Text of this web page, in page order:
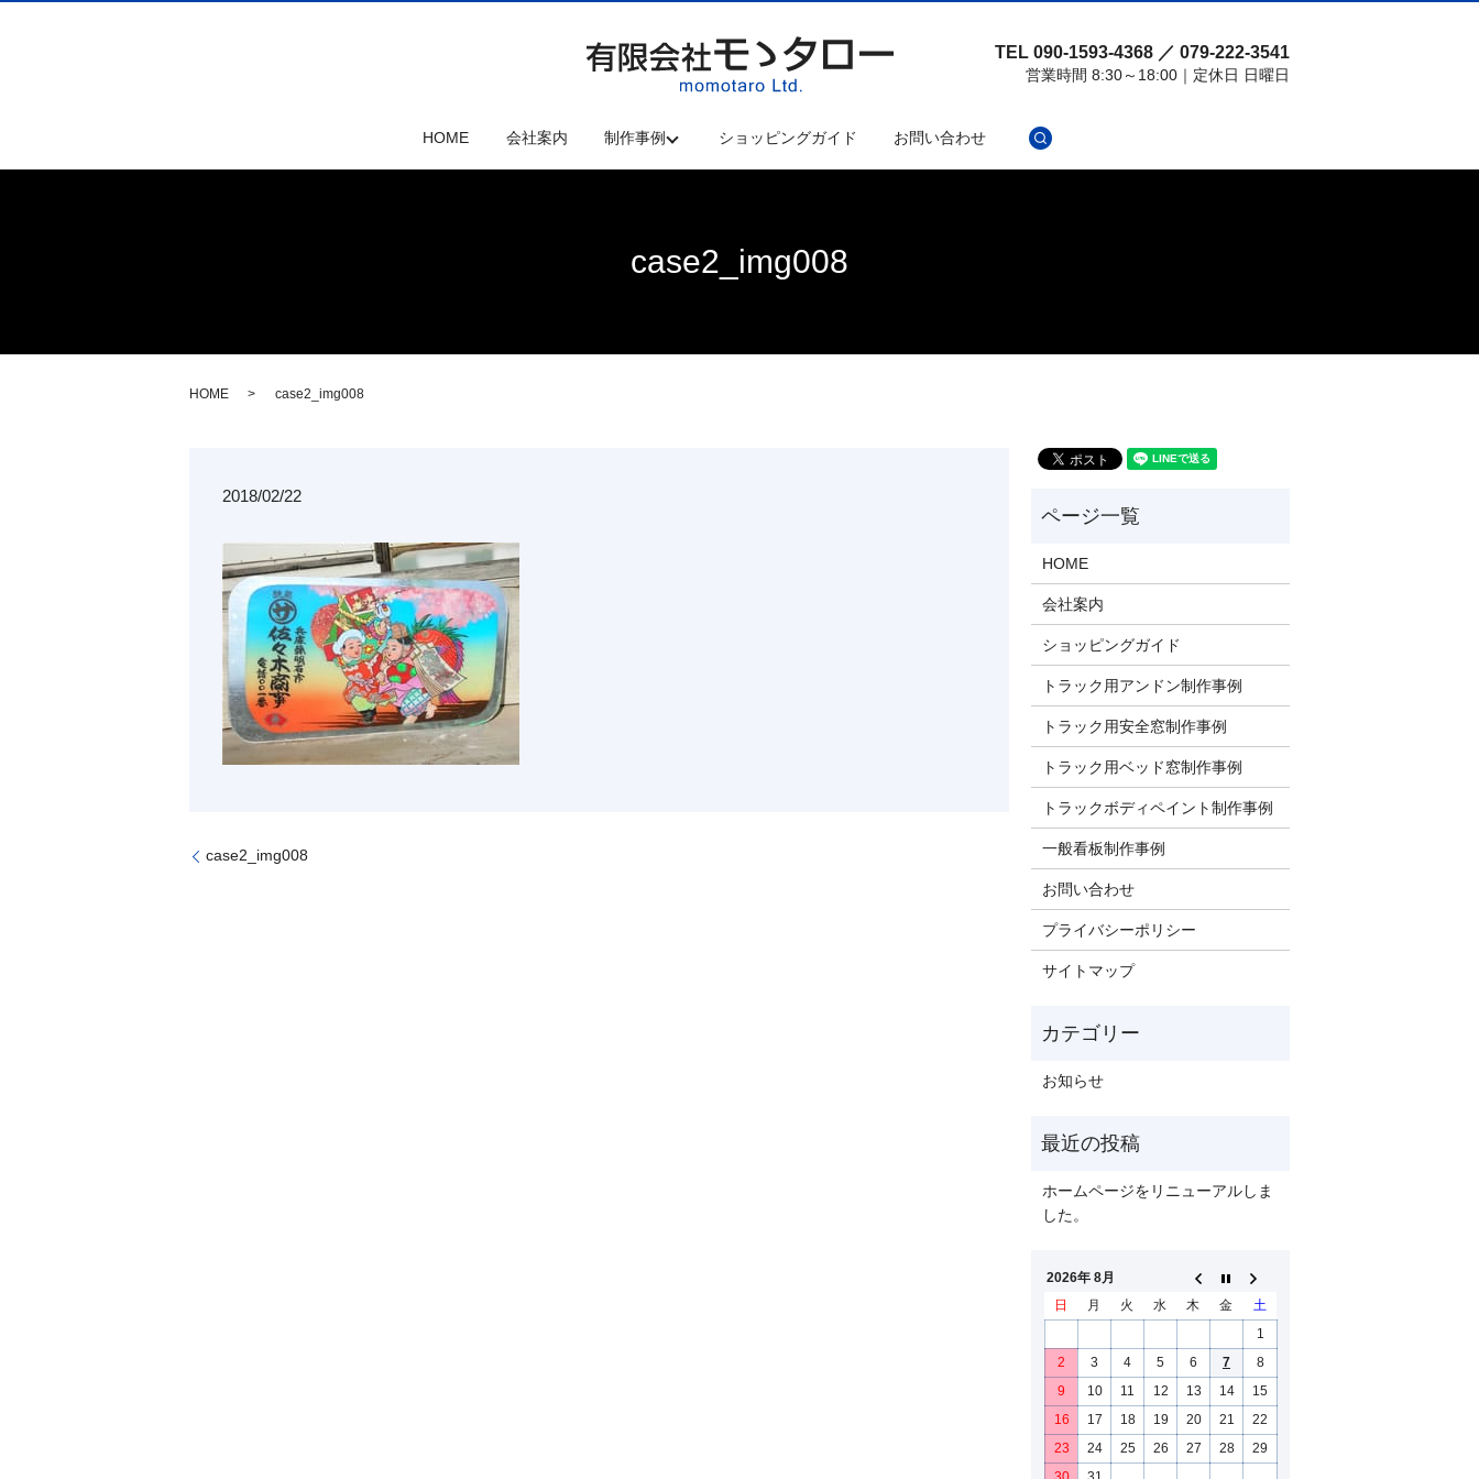
TEL 090-1593-4368 ／ 079-222-3541
営業時間 8:30～18:00｜定休日 日曜日
HOME 会社案内 制作事例 ショッピングガイド お問い合わせ
case2_img008
HOME case2_img008
2018/02/22
case2_img008
HOME
会社案内
ショッピングガイド
トラック用アンドン制作事例
トラック用安全窓制作事例
トラック用ベッド窓制作事例
トラックボディペイント制作事例
一般看板制作事例
お問い合わせ
プライバシーポリシー
サイトマップ
お知らせ
ホームページをリニューアルしま
した。
2026年 8月
日
月 火 水 木 金
土
1
2
3 4 5 6 7
8
9
10 11 12 13 14
15
16
17 18 19 20 21
22
23
24 25 26 27 28
29